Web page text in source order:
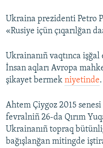
Ukraina prezidenti Petro
«Rusiye içün çıqarılğan
Ukrainanıñ vaqtınca
İnsan aqları Avropa
şikayet bermek niyetinde.
Ahtem Çiygoz 2015
fevralniñ 26-da Qırım
Ukrainanıñ topraq
bağışlanğan mitingde